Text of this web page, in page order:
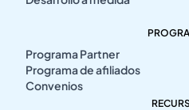
Programa Partner
Programa de afiliados
Convenios